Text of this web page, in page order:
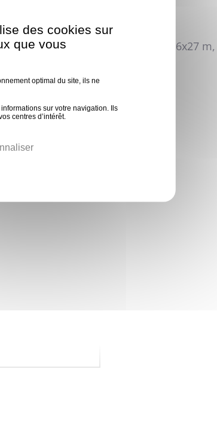
m, 10x40 m, 6x21 m, 6x24 m, 6x27 m,
indirect
des cookies sur
que vous
optimal du site, ils ne
sur votre navigation. Ils
centres d’intérêt.